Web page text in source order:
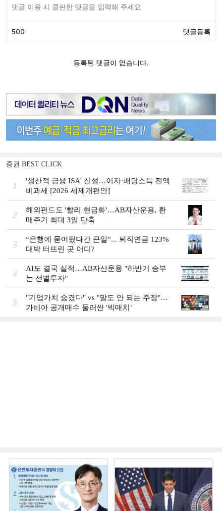
증권 BEST CLICK
1
'생산적 금융 ISA' 신설…이자·배당소득 전액
비과세 [2026 세제개편안]
2
해외펀드도 '빨리 현금화'…AB자산운용, 환
매주기 최대 3일 단축
3
“은행에 묻어뒀다간 큰일”... 퇴직연금 123%
대박 터뜨린 곳 어디?
4
AI도 결국 실적…AB자산운용 "하반기 승부
는 선별투자"
5
"기업가치 숨겼다" vs "말도 안 되는 주장"…
가비아 공개매수 둘러싼 '빅매치’